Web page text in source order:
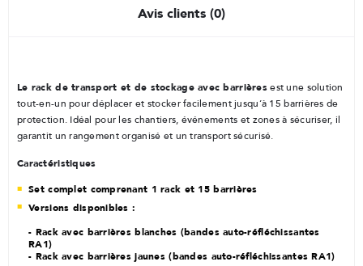
Avis clients (0)
Le rack de transport et de stockage avec barrières est une solution
tout-en-un pour déplacer et stocker facilement jusqu’à 15 barrières de
protection. Idéal pour les chantiers, événements et zones à sécuriser, il
garantit un rangement organisé et un transport sécurisé.
Caractéristiques
Set complet comprenant 1 rack et 15 barrières
Versions disponibles :
- Rack avec barrières blanches (bandes auto-réfléchissantes
RA1)
- Rack avec barrières jaunes (bandes auto-réfléchissantes RA1)